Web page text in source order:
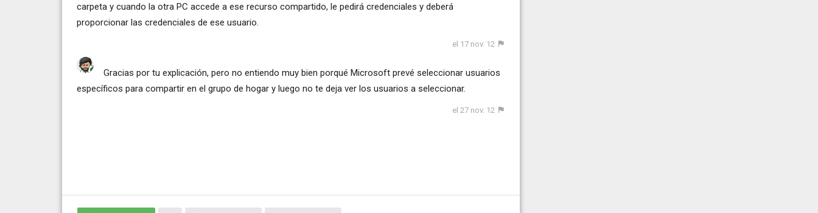
carpeta y cuando la otra PC accede a ese recurso compartido, le pedirá credenciales y deberá
proporcionar las credenciales de ese usuario.
el 17 nov. 12
Gracias por tu explicación, pero no entiendo muy bien porqué Microsoft prevé seleccionar usuarios
específicos para compartir en el grupo de hogar y luego no te deja ver los usuarios a seleccionar.
el 27 nov. 12